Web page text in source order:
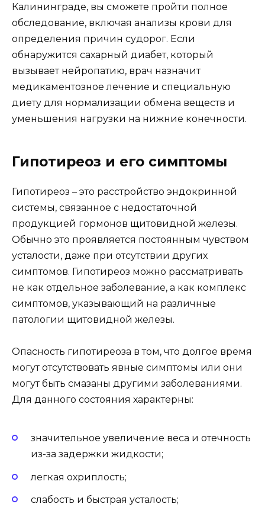
Калининграде, вы сможете пройти полное
обследование, включая анализы крови для
определения причин судорог. Если
обнаружится сахарный диабет, который
вызывает нейропатию, врач назначит
медикаментозное лечение и специальную
диету для нормализации обмена веществ и
уменьшения нагрузки на нижние конечности.
Гипотиреоз и его симптомы
Гипотиреоз – это расстройство эндокринной
системы, связанное с недостаточной
продукцией гормонов щитовидной железы.
Обычно это проявляется постоянным чувством
усталости, даже при отсутствии других
симптомов. Гипотиреоз можно рассматривать
не как отдельное заболевание, а как комплекс
симптомов, указывающий на различные
патологии щитовидной железы.
Опасность гипотиреоза в том, что долгое время
могут отсутствовать явные симптомы или они
могут быть смазаны другими заболеваниями.
Для данного состояния характерны:
значительное увеличение веса и отечность
из-за задержки жидкости;
легкая охриплость;
слабость и быстрая усталость;